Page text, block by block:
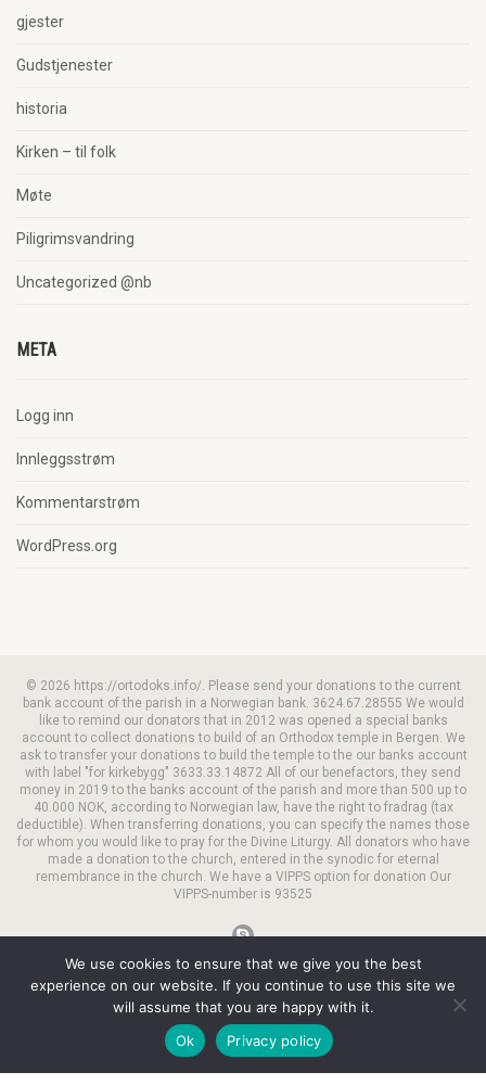
gjester
Gudstjenester
historia
Kirken – til folk
Møte
Piligrimsvandring
Uncategorized @nb
META
Logg inn
Innleggsstrøm
Kommentarstrøm
WordPress.org
© 2026 https://ortodoks.info/. Please send your donations to the current
bank account of the parish in a Norwegian bank. 3624.67.28555 We would
like to remind our donators that in 2012 was opened a special banks
account to collect donations to build of an Orthodox temple in Bergen. We
ask to transfer your donations to build the temple to the our banks account
with label "for kirkebygg" 3633.33.14872 All of our benefactors, they send
money in 2019 to the banks account of the parish and more than 500 up to
40.000 NOK, according to Norwegian law, have the right to fradrag (tax
deductible). When transferring donations, you can specify the names those
for whom you would like to pray for the Divine Liturgy. All donators who have
made a donation to the church, entered in the synodic for eternal
remembrance in the church. We have a VIPPS option for donation Our
VIPPS-number is 93525
We use cookies to ensure that we give you the best
experience on our website. If you continue to use this site we
will assume that you are happy with it.
Ok
Privacy policy